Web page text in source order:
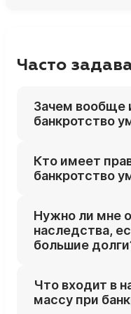
Часто
Зачем вообще
банкротство
умершего
продажи
оставшаяся
переходит на
Кто имеет
банкротство
умершего, сами
наследство) или
Часто
требований
наследства.
Нужно ли мне
наследства,
большие
позволяет
ограничить
Что входит в
массу при